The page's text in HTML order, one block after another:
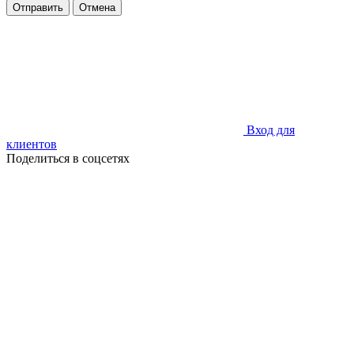
Отправить Отмена
Вход для
клиентов
Поделиться в соцсетях